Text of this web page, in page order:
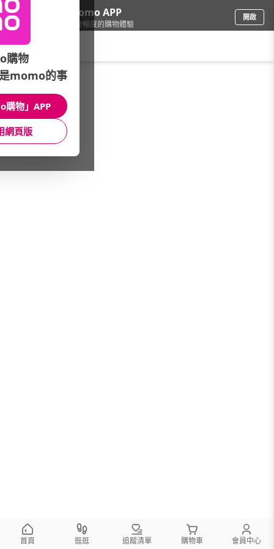
下載momo APP
給你3倍流暢度的購物體驗
開啟
品牌總覽(筆劃)/毛 寶
本館精選商品
館長推薦 月銷量
首頁 逛逛 追蹤清單 購物車 會員中心
購物
momo的事
購物」APP
網頁版